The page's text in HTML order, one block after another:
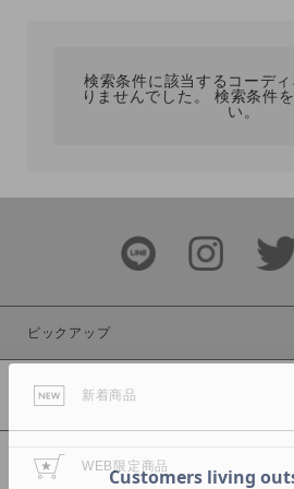
ブランド
カラー
検索条件に該当するコーデ
りませんでした。 検索条件
い。
ピックアップ
新着商品
WEB限定商品